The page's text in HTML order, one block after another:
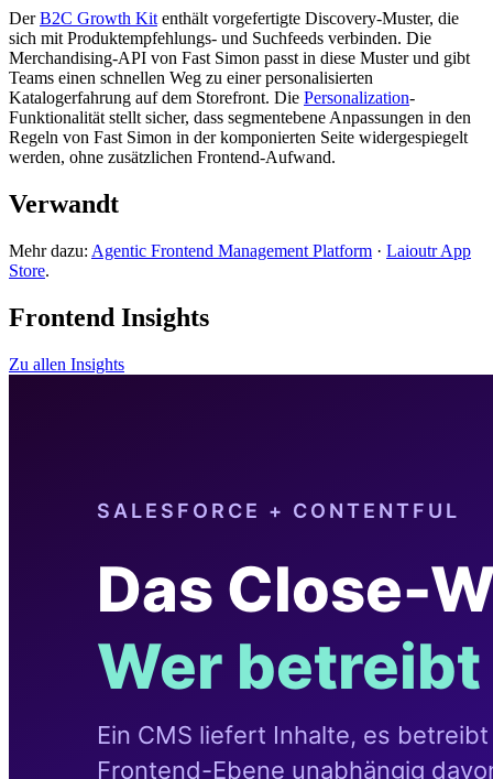
DerB2C Growth Kit enthält vorgefertigte Discovery-Muster, die
sich mit Produktempfehlungs- und Suchfeeds verbinden. Die
Merchandising-API von Fast Simon passt in diese Muster und gibt
Teams einen schnellen Weg zu einer personalisierten
Katalogerfahrung auf dem Storefront. Die Personalization-
Funktionalität stellt sicher, dass segmentebene Anpassungen in den
Regeln von Fast Simon in der komponierten Seite widergespiegelt
werden, ohne zusätzlichen Frontend-Aufwand.
Verwandt
Mehr dazu: Agentic Frontend Management Platform · Laioutr App
Store.
Frontend Insights
Zu allen Insights